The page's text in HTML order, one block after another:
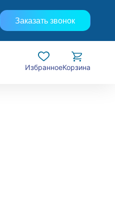
Заказать звонок
ИзбранноеКорзина